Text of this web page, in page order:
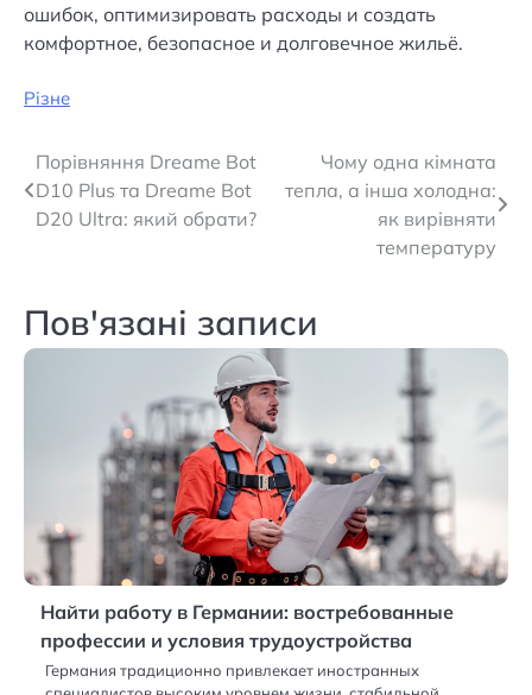
ошибок, оптимизировать расходы и создать
комфортное, безопасное и долговечное жильё.
Різне
Навігація
записів
Порівняння Dreame Bot
D10 Plus та Dreame Bot
D20 Ultra: який обрати?
Чому одна кімната
тепла, а інша холодна:
як вирівняти
температуру
Пов'язані записи
Найти работу в Германии: востребованные
профессии и условия трудоустройства
Германия традиционно привлекает иностранных